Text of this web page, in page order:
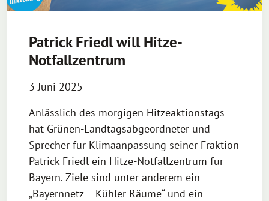
Patrick Friedl will Hitze-
Notfallzentrum
3 Juni 2025
Anlässlich des morgigen Hitzeaktionstags
hat Grünen-Landtagsabgeordneter und
Sprecher für Klimaanpassung seiner Fraktion
Patrick Friedl ein Hitze-Notfallzentrum für
Bayern. Ziele sind unter anderem ein
„Bayernnetz – Kühler Räume“ und ein